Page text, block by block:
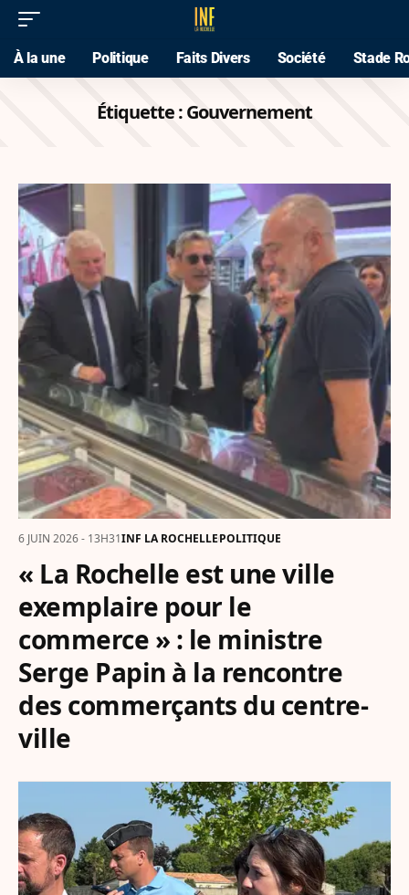
À la une Politique Faits Divers Société Stade
Étiquette :Gouvernement
6 JUIN 2026 - 13H31INF LA ROCHELLEPOLITIQUE
« La Rochelle est une ville
exemplaire pour le
commerce » : le ministre
Serge Papin à la rencontre
des commerçants du centre-
ville